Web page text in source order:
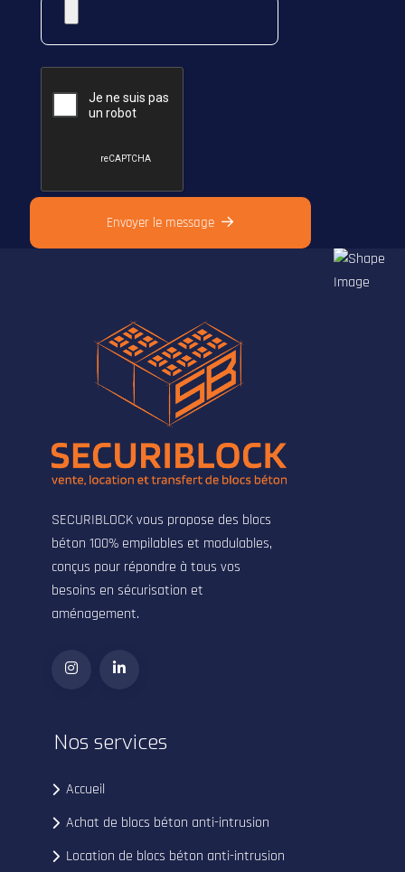
Envoyer le message
SECURIBLOCK vous propose des blocs
béton 100% empilables et modulables,
conçus pour répondre à tous vos
besoins en sécurisation et
aménagement.
Nos services
Accueil
Achat de blocs béton anti-intrusion
Location de blocs béton anti-intrusion